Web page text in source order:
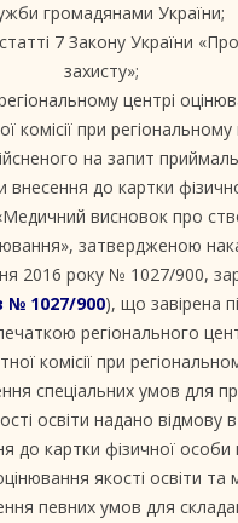
громадянами України;
7 Закону України
захисту»;
центрі
при
на запит
до картки
висновок про
затвердженою
2016 року № 1027/900,
№ 1027/900), що завірена
регіонального
комісії при
спеціальних умов
освіти надано відмову в
картки фізичної особи
якості освіти
певних умов для